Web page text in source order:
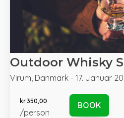
Outdoor Whisky
Virum, Danmark - 17. Januar
kr.350,00
/person
BOOK